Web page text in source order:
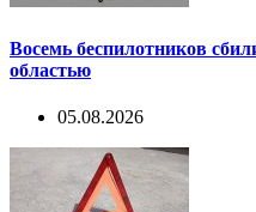
Восемь беспилотников
областью
05.08.2026